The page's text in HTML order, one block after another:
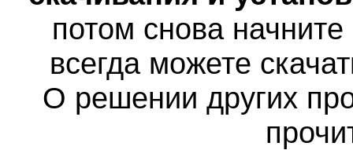
потом снова
всегда можете
О решении других